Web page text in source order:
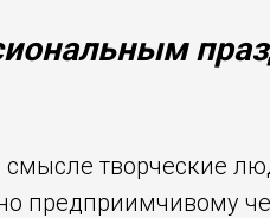
творческие
предприимчивому